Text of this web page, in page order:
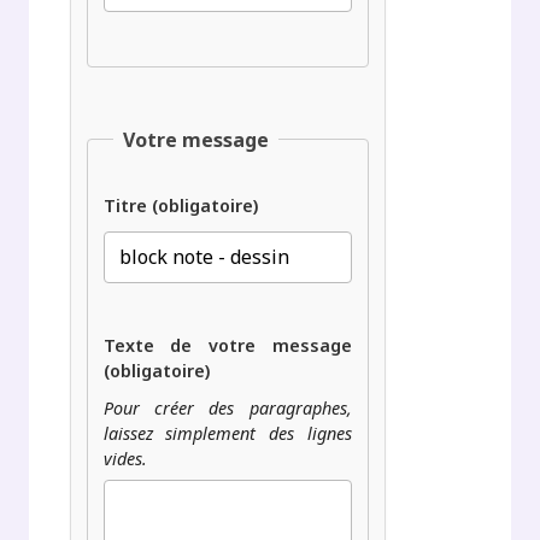
Votre message
Titre (obligatoire)
Texte de votre message
(obligatoire)
Pour créer des paragraphes,
laissez simplement des lignes
vides.